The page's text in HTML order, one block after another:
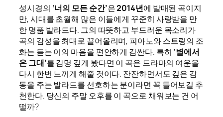
성시경의 ‘너의 모든 순간’은2014년에 발매된 곡이지
만, 시대를 초월해 많은 이들에게 꾸준히 사랑받을 만
한 명품 발라드다. 그의 따뜻하고 부드러운 목소리가
곡의 감성을 최대로 끌어올리며, 피아노와 스트링의 조
화는 듣는 이의 마음을 편안하게 감싼다. 특히 ‘별에서
온 그대’를 감명 깊게 봤다면 이 곡은 드라마의 여운을
다시 한번 느끼게 해줄 것이다. 잔잔하면서도 깊은 감
동을 주는 발라드를 선호하는 분이라면 꼭 들어보길 추
천한다. 당신의 주말 오후를 이 곡으로 채워보는 건 어
떨까?